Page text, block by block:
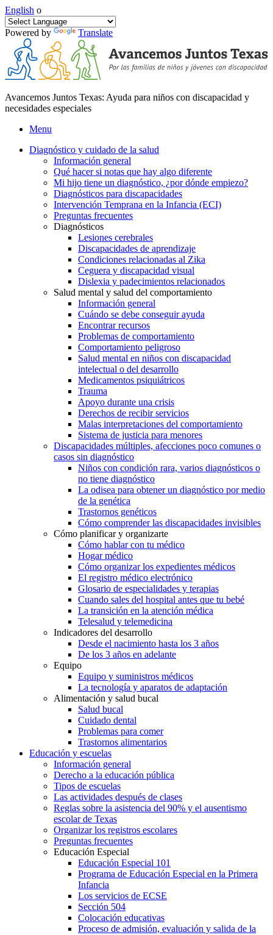
English o
Powered by Translate
Avancemos Juntos Texas: Ayuda para niños con discapacidad y
necesidades especiales
Menu
Diagnóstico y cuidado de la salud
Información general
Qué hacer si notas que hay algo diferente
Mi hijo tiene un diagnóstico, ¿por dónde empiezo?
Diagnósticos para discapacidades
Intervención Temprana en la Infancia (ECI)
Preguntas frecuentes
Diagnósticos
Lesiones cerebrales
Discapacidades de aprendizaje
Condiciones relacionadas al Zika
Ceguera y discapacidad visual
Dislexia y padecimientos relacionados
Salud mental y salud del comportamiento
Información general
Cuándo se debe conseguir ayuda
Encontrar recursos
Problemas de comportamiento
Comportamiento peligroso
Salud mental en niños con discapacidad
intelectual o del desarrollo
Medicamentos psiquiátricos
Trauma
Apoyo durante una crisis
Derechos de recibir servicios
Malas interpretaciones del comportamiento
Sistema de justicia para menores
Discapacidades múltiples, afecciones poco comunes o
casos sin diagnóstico
Niños con condición rara, varios diagnósticos o
no tiene diagnóstico
La odisea para obtener un diagnóstico por medio
de la genética
Trastornos genéticos
Cómo comprender las discapacidades invisibles
Cómo planificar y organizarte
Cómo hablar con tu médico
Hogar médico
Cómo organizar los expedientes médicos
El registro médico electrónico
Glosario de especialidades y terapias
Cuando sales del hospital antes que tu bebé
La transición en la atención médica
Telesalud y telemedicina
Indicadores del desarrollo
Desde el nacimiento hasta los 3 años
De los 3 años en adelante
Equipo
Equipo y suministros médicos
La tecnología y aparatos de adaptación
Alimentación y salud bucal
Salud bucal
Cuidado dental
Problemas para comer
Trastornos alimentarios
Educación y escuelas
Información general
Derecho a la educación pública
Tipos de escuelas
Las actividades después de clases
Reglas sobre la asistencia del 90% y el ausentismo
escolar de Texas
Organizar los registros escolares
Preguntas frecuentes
Educación Especial
Educación Especial 101
Programa de Educación Especial en la Primera
Infancia
Los servicios de ECSE
Sección 504
Colocación educativas
Proceso de admisión, evaluación y salida de la